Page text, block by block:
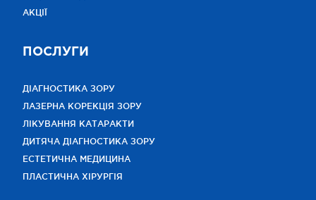
АКЦІЇ
ПОСЛУГИ
ДІАГНОСТИКА ЗОРУ
ЛАЗЕРНА КОРЕКЦІЯ ЗОРУ
ЛІКУВАННЯ КАТАРАКТИ
ДИТЯЧА ДІАГНОСТИКА ЗОРУ
ЕСТЕТИЧНА МЕДИЦИНА
ПЛАСТИЧНА ХІРУРГІЯ